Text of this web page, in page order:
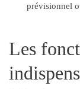
prévisionnel
Les